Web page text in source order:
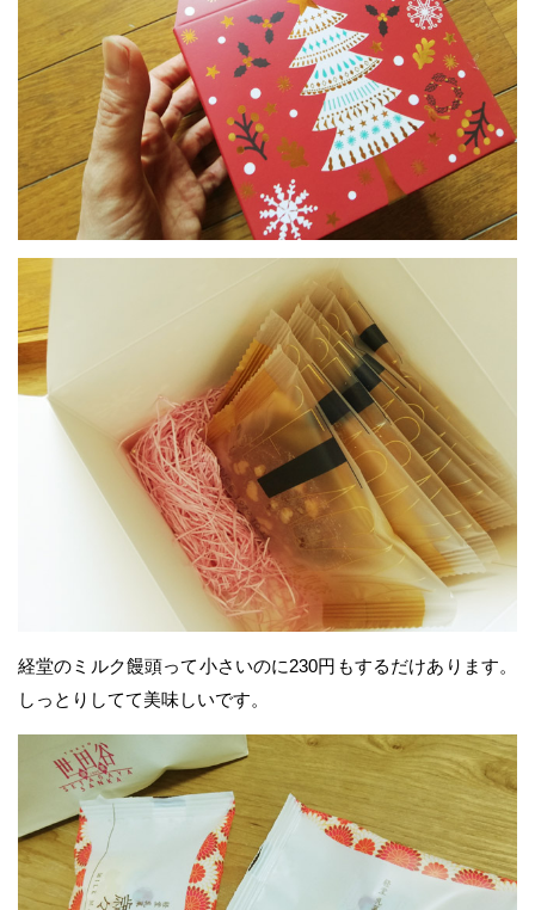
経堂のミルク饅頭って小さいのに230円もするだけあります。
しっとりしてて美味しいです。